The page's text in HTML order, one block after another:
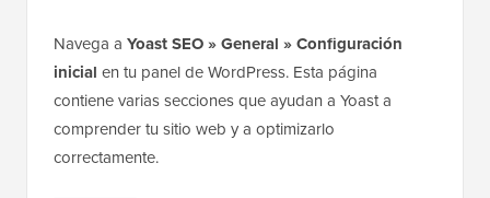
Navega a Yoast SEO » General » Configuración
inicial en tu panel de WordPress. Esta página
contiene varias secciones que ayudan a Yoast a
comprender tu sitio web y a optimizarlo
correctamente.